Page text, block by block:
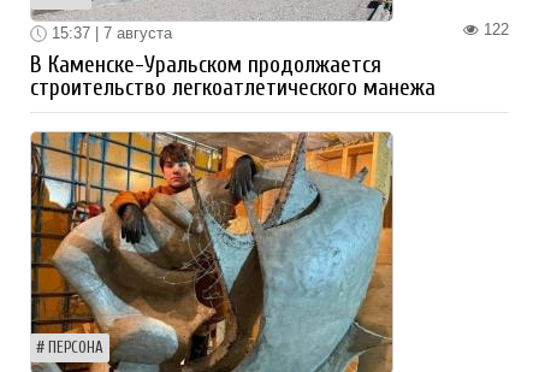
122
15:37 | 7 августа
В Каменске-Уральском продолжается
строительство легкоатлетического манежа
ПЕРСОНА